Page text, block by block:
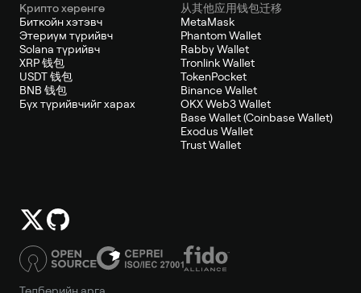
Крипто хөрөнгө
Биткойн хэтэвч
Этериум түрийвч
Solana түрийвч
XRP 钱包
USDT 钱包
BNB 钱包
Бүх түрийвчийг харах
从其他应用钱包迁移
MetaMask
Phantom Wallet
Rabby Wallet
Tronlink Wallet
TokenPocket
Binance Wallet
OKX Web3 Wallet
Base Wallet (Coinbase Wallet)
Exodus Wallet
Trust Wallet
Төлбөрийн арга